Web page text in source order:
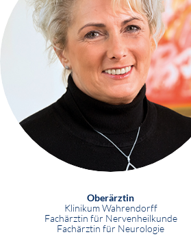
Oberärztin
Klinikum Wahrendorff
Fachärztin für Nervenheilkunde
Fachärztin für Neurologie